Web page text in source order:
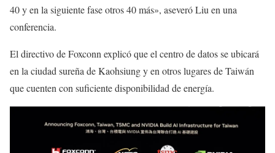
40 y en la siguiente fase otros 40 más», aseveró Liu en una
conferencia.
El directivo de Foxconn explicó que el centro de datos se ubicará
en la ciudad sureña de Kaohsiung y en otros lugares de Taiwán
que cuenten con suficiente disponibilidad de energía.